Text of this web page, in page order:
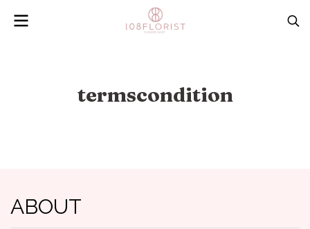
termscondition
ABOUT